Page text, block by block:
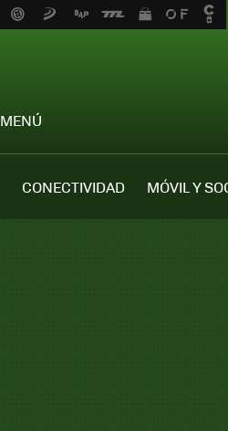
MENÚ
CONECTIVIDAD MÓVIL Y